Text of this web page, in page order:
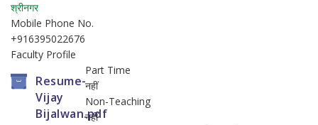
श्रीनगर
Mobile Phone No.
+916395022676
Faculty Profile
Resume-
Vijay
Bijalwan.pdf
Part Time
नहीं
Non-Teaching
नहीं